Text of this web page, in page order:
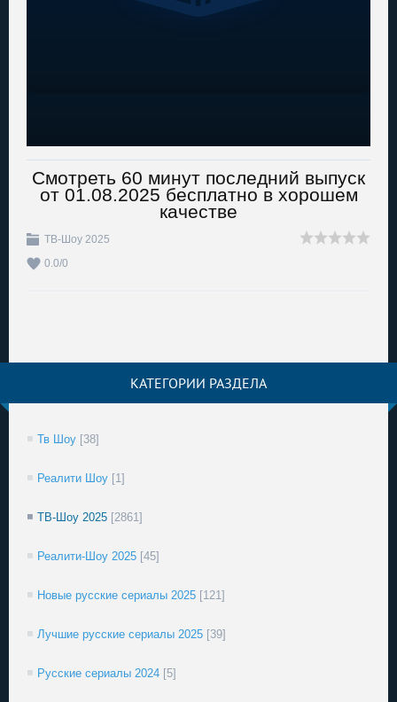
Смотреть 60 минут последний выпуск
от 01.08.2025 бесплатно в хорошем
качестве
ТВ-Шоу 2025
0.0/0
КАТЕГОРИИ РАЗДЕЛА
Тв Шоу [38]
Реалити Шоу [1]
ТВ-Шоу 2025 [2861]
Реалити-Шоу 2025 [45]
Новые русские сериалы 2025 [121]
Лучшие русские сериалы 2025 [39]
Русские сериалы 2024 [5]